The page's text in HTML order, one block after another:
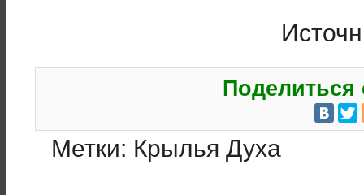
Поделиться
Метки: Крылья Духа